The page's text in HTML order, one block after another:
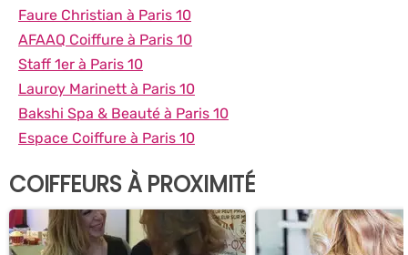
Faure Christian à Paris 10
AFAAQ Coiffure à Paris 10
Staff 1er à Paris 10
Lauroy Marinett à Paris 10
Bakshi Spa & Beauté à Paris 10
Espace Coiffure à Paris 10
COIFFEURS À PROXIMITÉ